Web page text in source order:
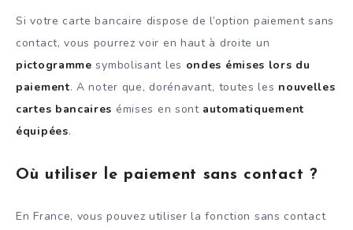
Si votre carte bancaire dispose de l’option paiement sans
contact, vous pourrez voir en haut à droite un
pictogramme symbolisant les ondes émises lors du
paiement. A noter que, dorénavant, toutes les nouvelles
cartes bancaires émises en sont automatiquement
équipées.
Où utiliser le paiement sans contact ?
En France, vous pouvez utiliser la fonction sans contact